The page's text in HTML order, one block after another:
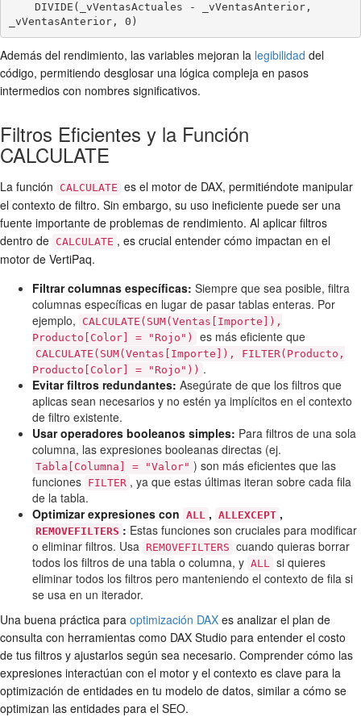
Además del rendimiento, las variables mejoran la legibilidad del
código, permitiendo desglosar una lógica compleja en pasos
intermedios con nombres significativos.
Filtros Eficientes y la Función
CALCULATE
La función CALCULATE es el motor de DAX, permitiéndote manipular
el contexto de filtro. Sin embargo, su uso ineficiente puede ser una
fuente importante de problemas de rendimiento. Al aplicar filtros
dentro de CALCULATE , es crucial entender cómo impactan en el
motor de VertiPaq.
Filtrar columnas específicas: Siempre que sea posible, filtra
columnas específicas en lugar de pasar tablas enteras. Por
ejemplo,
CALCULATE(SUM(Ventas[Importe]),
Producto[Color] = "Rojo")
es más eficiente que
CALCULATE(SUM(Ventas[Importe]), FILTER(Producto,
Producto[Color] = "Rojo")) .
Evitar filtros redundantes: Asegúrate de que los filtros que
aplicas sean necesarios y no estén ya implícitos en el contexto
de filtro existente.
Usar operadores booleanos simples: Para filtros de una sola
columna, las expresiones booleanas directas (ej.
Tabla[Columna] = "Valor" ) son más eficientes que las
funciones FILTER , ya que estas últimas iteran sobre cada fila
de la tabla.
Optimizar expresiones con ALL , ALLEXCEPT ,
REMOVEFILTERS : Estas funciones son cruciales para modificar
o eliminar filtros. Usa
REMOVEFILTERS cuando quieras borrar
todos los filtros de una tabla o columna, y ALL
si quieres
eliminar todos los filtros pero manteniendo el contexto de fila si
se usa en un iterador.
Una buena práctica para optimización DAX es analizar el plan de
consulta con herramientas como DAX Studio para entender el costo
de tus filtros y ajustarlos según sea necesario. Comprender cómo las
expresiones interactúan con el motor y el contexto es clave para la
optimización de entidades en tu modelo de datos, similar a cómo se
optimizan las entidades para el SEO.